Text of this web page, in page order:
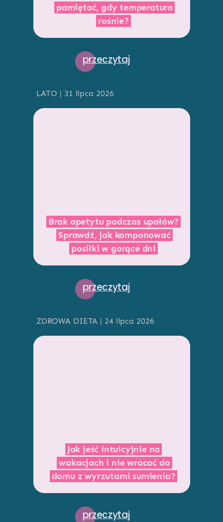
pamiętać, gdy temperatura
rośnie?
przeczytaj
LATO | 31 lipca 2026
Brak apetytu podczas upałów?
Sprawdź, jak komponować
posiłki w gorące dni
przeczytaj
ZDROWA DIETA | 24 lipca 2026
Jak jeść intuicyjnie na
wakacjach i nie wracać do
domu z wyrzutami sumienia?
przeczytaj